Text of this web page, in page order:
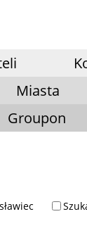
Miasta
Groupon